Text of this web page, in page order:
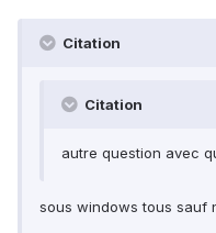
Citation
Citation
autre question avec
sous windows tous sauf